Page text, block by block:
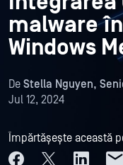
malware
Windows
De Stella Nguyen,
Jul 12, 2024
Împărtășește această